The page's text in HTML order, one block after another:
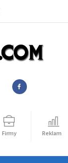
Firmy Reklama